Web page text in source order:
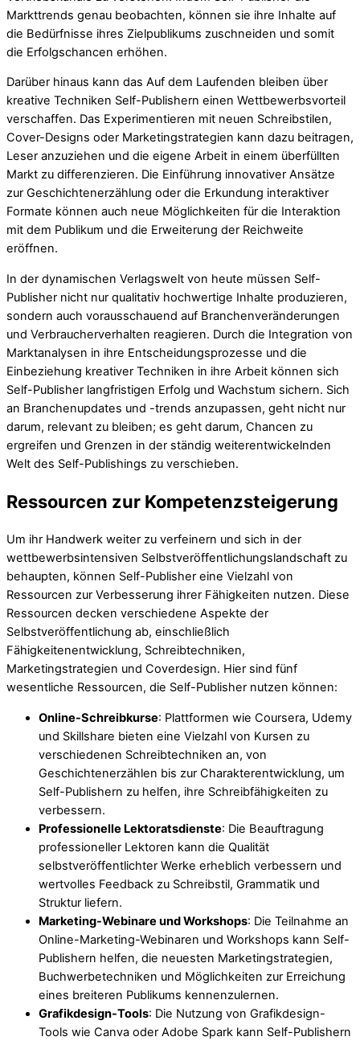
Markttrends genau beobachten, können sie ihre Inhalte auf
die Bedürfnisse ihres Zielpublikums zuschneiden und somit
die Erfolgschancen erhöhen.
Darüber hinaus kann das Auf dem Laufenden bleiben über
kreative Techniken Self-Publishern einen Wettbewerbsvorteil
verschaffen. Das Experimentieren mit neuen Schreibstilen,
Cover-Designs oder Marketingstrategien kann dazu beitragen,
Leser anzuziehen und die eigene Arbeit in einem überfüllten
Markt zu differenzieren. Die Einführung innovativer Ansätze
zur Geschichtenerzählung oder die Erkundung interaktiver
Formate können auch neue Möglichkeiten für die Interaktion
mit dem Publikum und die Erweiterung der Reichweite
eröffnen.
In der dynamischen Verlagswelt von heute müssen Self-
Publisher nicht nur qualitativ hochwertige Inhalte produzieren,
sondern auch vorausschauend auf Branchenveränderungen
und Verbraucherverhalten reagieren. Durch die Integration von
Marktanalysen in ihre Entscheidungsprozesse und die
Einbeziehung kreativer Techniken in ihre Arbeit können sich
Self-Publisher langfristigen Erfolg und Wachstum sichern. Sich
an Branchenupdates und -trends anzupassen, geht nicht nur
darum, relevant zu bleiben; es geht darum, Chancen zu
ergreifen und Grenzen in der ständig weiterentwickelnden
Welt des Self-Publishings zu verschieben.
Ressourcen zur Kompetenzsteigerung
Um ihr Handwerk weiter zu verfeinern und sich in der
wettbewerbsintensiven Selbstveröffentlichungslandschaft zu
behaupten, können Self-Publisher eine Vielzahl von
Ressourcen zur Verbesserung ihrer Fähigkeiten nutzen. Diese
Ressourcen decken verschiedene Aspekte der
Selbstveröffentlichung ab, einschließlich
Fähigkeitenentwicklung, Schreibtechniken,
Marketingstrategien und Coverdesign. Hier sind fünf
wesentliche Ressourcen, die Self-Publisher nutzen können:
Online-Schreibkurse: Plattformen wie Coursera, Udemy
und Skillshare bieten eine Vielzahl von Kursen zu
verschiedenen Schreibtechniken an, von
Geschichtenerzählen bis zur Charakterentwicklung, um
Self-Publishern zu helfen, ihre Schreibfähigkeiten zu
verbessern.
Professionelle Lektoratsdienste: Die Beauftragung
professioneller Lektoren kann die Qualität
selbstveröffentlichter Werke erheblich verbessern und
wertvolles Feedback zu Schreibstil, Grammatik und
Struktur liefern.
Marketing-Webinare und Workshops: Die Teilnahme an
Online-Marketing-Webinaren und Workshops kann Self-
Publishern helfen, die neuesten Marketingstrategien,
Buchwerbetechniken und Möglichkeiten zur Erreichung
eines breiteren Publikums kennenzulernen.
Grafikdesign-Tools: Die Nutzung von Grafikdesign-
Tools wie Canva oder Adobe Spark kann Self-Publishern